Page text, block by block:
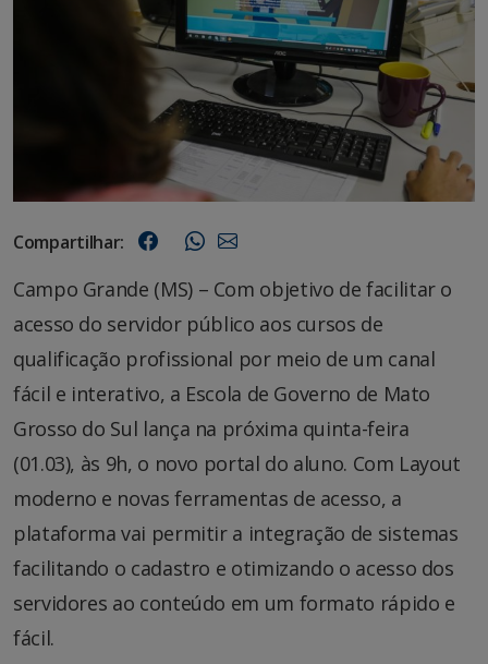
Compartilhar:
Campo Grande (MS) – Com objetivo de facilitar o
acesso do servidor público aos cursos de
qualificação profissional por meio de um canal
fácil e interativo, a Escola de Governo de Mato
Grosso do Sul lança na próxima quinta-feira
(01.03), às 9h, o novo portal do aluno. Com Layout
moderno e novas ferramentas de acesso, a
plataforma vai permitir a integração de sistemas
facilitando o cadastro e otimizando o acesso dos
servidores ao conteúdo em um formato rápido e
fácil.